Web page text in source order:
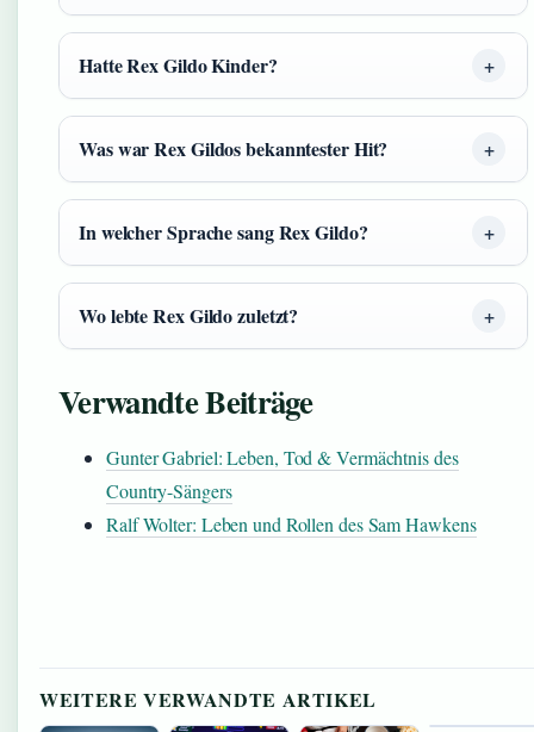
Hatte Rex Gildo Kinder?
Was war Rex Gildos bekanntester Hit?
In welcher Sprache sang Rex Gildo?
Wo lebte Rex Gildo zuletzt?
Verwandte Beiträge
Gunter Gabriel: Leben, Tod & Vermächtnis des
Country-Sängers
Ralf Wolter: Leben und Rollen des Sam Hawkens
WEITERE VERWANDTE ARTIKEL